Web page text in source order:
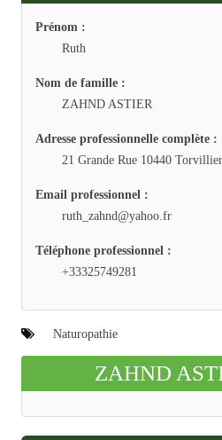
Prénom :
Ruth
Nom de famille :
ZAHND ASTIER
Adresse professionnelle complète :
21 Grande Rue 10440
Email professionnel :
ruth_zahnd@yahoo.fr
Téléphone professionnel :
+33325749281
Naturopathie
ZAHND